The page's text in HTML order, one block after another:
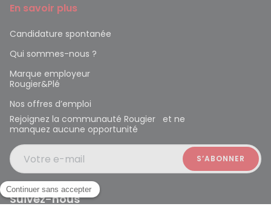
En savoir plus
Candidature spontanée
Qui sommes-nous ?
Marque employeur
Rougier&Plé
Nos offres d’emploi
Rejoignez la communauté Rougier et ne
manquez aucune opportunité
Votre e-mail
Suivez-nous